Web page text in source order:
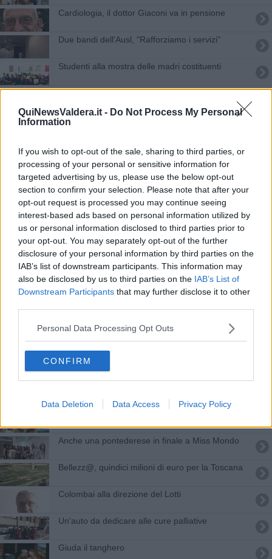
QuiNewsValdera.it - Do Not Process My Personal
Information
If you wish to opt-out of the sale, sharing to third parties, or
processing of your personal or sensitive information for
targeted advertising by us, please use the below opt-out
section to confirm your selection. Please note that after your
opt-out request is processed you may continue seeing
interest-based ads based on personal information utilized by
us or personal information disclosed to third parties prior to
your opt-out. You may separately opt-out of the further
disclosure of your personal information by third parties on the
IAB’s list of downstream participants. This information may
also be disclosed by us to third parties on the IAB’s List of
Downstream Participants that may further disclose it to other
Personal Data Processing Opt Outs
CONFIRM
Data Deletion Data Access Privacy Policy
Cardiologia, il dottor Giaconi va in pensione
Due bandi dell'Ausl, "Rafforziamo i servizi"
Studenti alla mostra delle madri costituenti
Premi alle migliori strutture ricettive
Il cadavere resta in obitorio per giorni
Covid, terza dose vaccino per pazienti in dialisi
Una lapide alla casa natale di Vincenzo Galilei
Giornata dell'ostetrica, tanti gli appuntamenti
Covid, in provincia di Pisa 666 nuovi contagi
Due mostre contro la violenza negli ospedali
Maturità, la carica dei 95 centisti
Nonni informati e al passo coi tempi
I nuovi consigli comunali della Valdera
I vent'anni dell'Accademia Musicale Toscana
Anche una pontederese in finale a Miss Mondo
Bellezz@, quindici milioni di euro per la Toscana
Colombai alla direzione del Lotti
Un'auto da dedicare alle cure palliative
Giuda il tanghero